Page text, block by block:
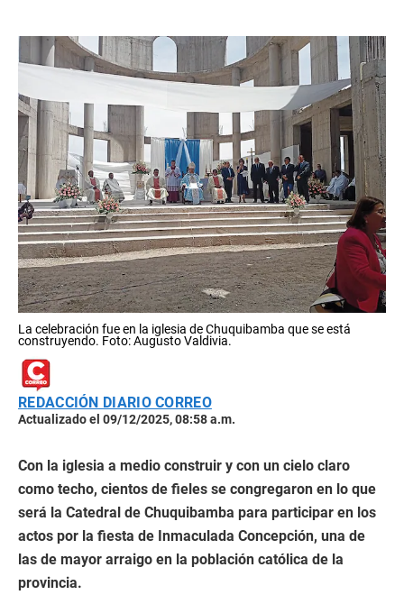
La celebración fue en la iglesia de Chuquibamba que se está
construyendo. Foto: Augusto Valdivia.
REDACCIÓN DIARIO CORREO
Actualizado el 09/12/2025, 08:58 a.m.
Con la iglesia a medio construir y con un cielo claro
como techo, cientos de fieles se congregaron en lo que
será la Catedral de Chuquibamba para participar en los
actos por la fiesta de Inmaculada Concepción, una de
las de mayor arraigo en la población católica de la
provincia.